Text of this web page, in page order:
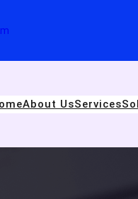
About UsServices